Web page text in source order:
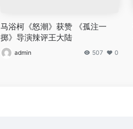
马浴柯《怒潮》获赞 《孤注一
掷》导演辣评王大陆
admin 507 0